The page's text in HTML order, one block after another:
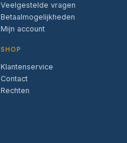
Veelgestelde vragen
Betaalmogelijkheden
Mijn account
SHOP
Klantenservice
Contact
Rechten